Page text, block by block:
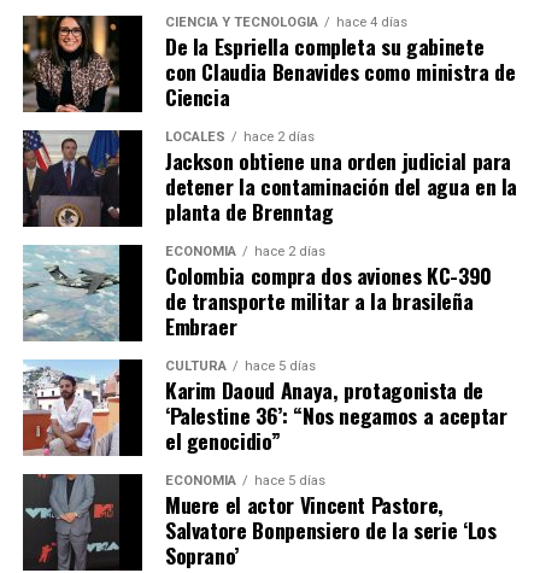
CIENCIA Y TECNOLOGÍA hace 4 días
De la Espriella completa su gabinete
con Claudia Benavides como ministra de
Ciencia
LOCALES hace 2 días
Jackson obtiene una orden judicial para
detener la contaminación del agua en la
planta de Brenntag
ECONOMÍA hace 2 días
Colombia compra dos aviones KC-390
de transporte militar a la brasileña
Embraer
CULTURA hace 5 días
Karim Daoud Anaya, protagonista de
‘Palestine 36’: “Nos negamos a aceptar
el genocidio”
ECONOMÍA hace 5 días
Muere el actor Vincent Pastore,
Salvatore Bonpensiero de la serie ‘Los
Soprano’